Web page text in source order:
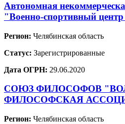
Автономная
"Военно-спортивный
Регион: Челябинская область
Статус: Зарегистрированные
Дата ОГРН: 29.06.2020
СОЮЗ ФИЛОСОФОВ
ФИЛОСОФСКАЯ
Регион: Челябинская область